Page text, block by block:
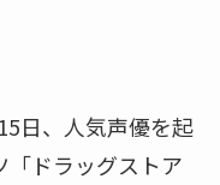
日、人気声優を起
ドラッグストア